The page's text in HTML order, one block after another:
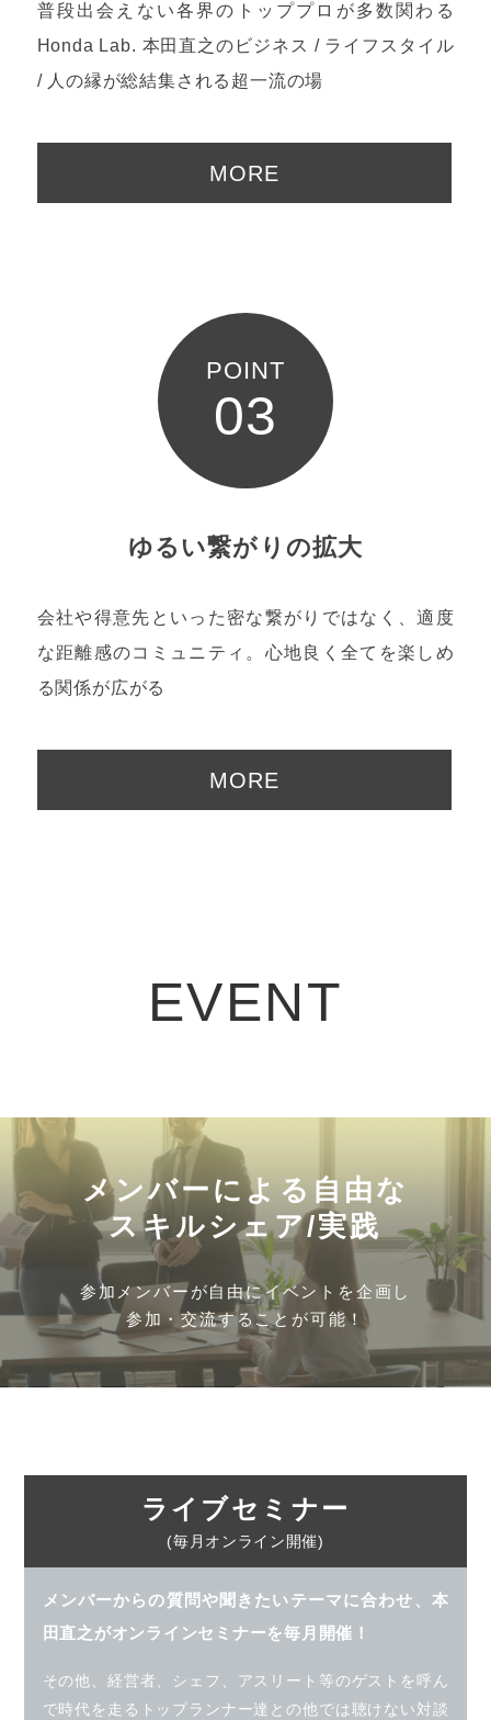
普段出会えない各界のトッププロが多数関わる
Honda Lab. 本田直之のビジネス / ライフスタイル
/ 人の縁が総結集される超一流の場
MORE
POINT
03
ゆるい繋がりの拡大
会社や得意先といった密な繋がりではなく、適度
な距離感のコミュニティ。心地良く全てを楽しめ
る関係が広がる
MORE
EVENT
メンバーによる自由な
スキルシェア/実践
参加メンバーが自由にイベントを企画し
参加・交流することが可能！
ライブセミナー
(毎月オンライン開催)
メンバーからの質問や聞きたいテーマに合わせ、 本
田直之がオンラインセミナーを毎月開催！
その他、経営者、シェフ、アスリート等のゲストを呼ん
で時代を走るトップランナー達との他では聴けない対談